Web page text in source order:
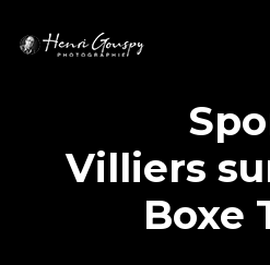
Villiers
Boxe